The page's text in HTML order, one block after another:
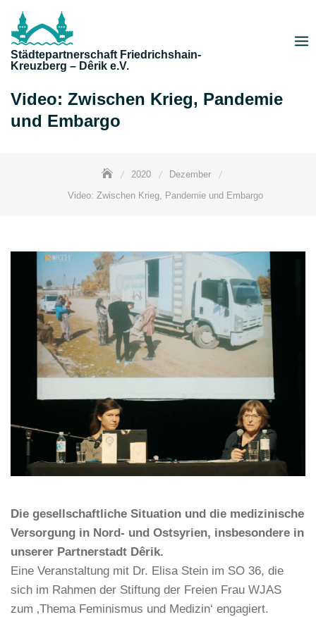
content
Städtepartnerschaft Friedrichshain-
Kreuzberg – Dêrik e.V.
Video: Zwischen Krieg, Pandemie
und Embargo
2020
Dezember
Video: Zwischen Krieg, Pandemie und Embargo
Die gesellschaftliche Situation und die medizinische
Versorgung in Nord- und Ostsyrien, insbesondere in
unserer Partnerstadt Dêrik.
Eine Veranstaltung mit Dr. Elisa Stein im SO 36, die
sich im Rahmen der Stiftung der Freien Frau WJAS
zum ‚Thema Feminismus und Medizin‘ engagiert.